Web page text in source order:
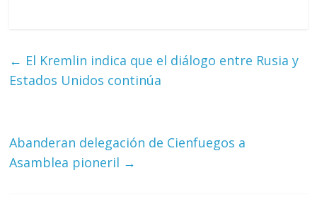
← El Kremlin indica que el diálogo entre Rusia y
Estados Unidos continúa
Abanderan delegación de Cienfuegos a
Asamblea pioneril →